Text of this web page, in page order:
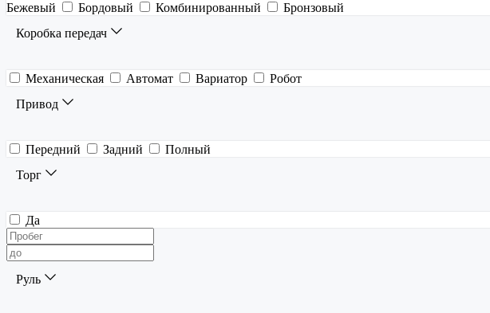
Бежевый
Бордовый Комбинированный
Бронзовый
Коробка передач
Механическая Автомат Вариатор
Робот
Привод
Передний Задний
Полный
Торг
Да
Руль